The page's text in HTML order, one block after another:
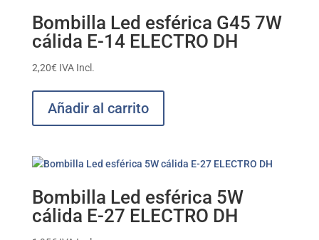
Bombilla Led esférica G45 7W
cálida E-14 ELECTRO DH
2,20€ IVA Incl.
Añadir al carrito
Bombilla Led esférica 5W
cálida E-27 ELECTRO DH